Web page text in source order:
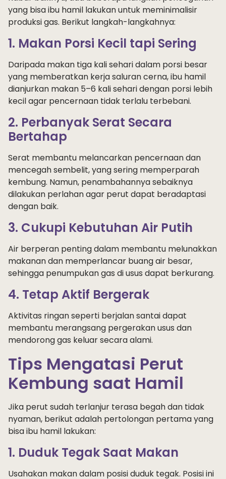
yang bisa ibu hamil lakukan untuk meminimalisir
produksi gas. Berikut langkah-langkahnya:
1. Makan Porsi Kecil tapi Sering
Daripada makan tiga kali sehari dalam porsi besar
yang memberatkan kerja saluran cerna, ibu hamil
dianjurkan makan 5–6 kali sehari dengan porsi lebih
kecil agar pencernaan tidak terlalu terbebani.
2. Perbanyak Serat Secara
Bertahap
Serat membantu melancarkan pencernaan dan
mencegah sembelit, yang sering memperparah
kembung. Namun, penambahannya sebaiknya
dilakukan perlahan agar perut dapat beradaptasi
dengan baik.
3. Cukupi Kebutuhan Air Putih
Air berperan penting dalam membantu melunakkan
makanan dan memperlancar buang air besar,
sehingga penumpukan gas di usus dapat berkurang.
4. Tetap Aktif Bergerak
Aktivitas ringan seperti berjalan santai dapat
membantu merangsang pergerakan usus dan
mendorong gas keluar secara alami.
Tips Mengatasi Perut
Kembung saat Hamil
Jika perut sudah terlanjur terasa begah dan tidak
nyaman, berikut adalah pertolongan pertama yang
bisa ibu hamil lakukan:
1. Duduk Tegak Saat Makan
Usahakan makan dalam posisi duduk tegak. Posisi ini